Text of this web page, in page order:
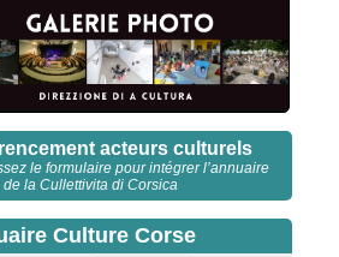
acteurs culturels
le formulaire pour intégrer l’annuaire
de la Cullettivita di Corsica
Culture Corse